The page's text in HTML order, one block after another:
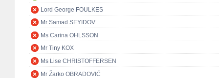
Lord George FOULKES
Mr Samad SEYIDOV
Ms Carina OHLSSON
Mr Tiny KOX
Ms Lise CHRISTOFFERSEN
Mr Žarko OBRADOVIĆ